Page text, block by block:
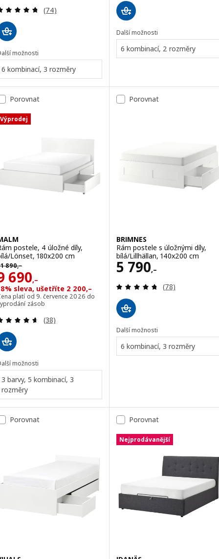
Recenze: 4.7 z 5 hvězdy. Celkem recenzí:
(74)
možnosti
6 kombinací, 3 rozměry
Další možnosti
6 kombinací, 2 rozměry
Porovnat
Výprodej
postele, 4 úložné díly,
Lönset, 180x200 cm
890,–cena 11890,–
690,–
9690,–
sleva, ušetříte 2 200,–
platí od 9. července 2026 do
zásob
Recenze: 4.6 z 5 hvězdy. Celkem recenzí:
(38)
možnosti
3 barvy, 5 kombinací, 3
rozměry
Porovnat
BRIMNES
Rám postele s úložnými díly,
bílá/Lillhällan, 140x200 cm
5 790,–
Cena 5790,–
Recenze: 4.7 z
(78)
Další možnosti
6 kombinací, 3 rozměry
Porovnat Porovnat
Nejprodávanější